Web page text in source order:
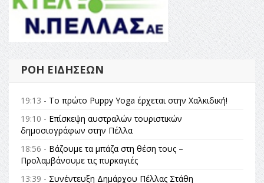
ΡΟΉ ΕΙΔΉΣΕΩΝ
19:13 - Το πρώτο Puppy Yoga έρχεται στην Χαλκιδική!
19:10 - Επίσκεψη αυστραλών τουριστικών
δημοσιογράφων στην Πέλλα
18:56 - Βάζουμε τα μπάζα στη θέση τους –
Προλαμβάνουμε τις πυρκαγιές
13:39 - Συνέντευξη Δημάρχου Πέλλας Στάθη